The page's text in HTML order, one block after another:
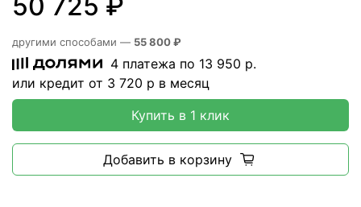
другими способами — 55 800 ₽
4 платежа по 13 950 р.
или кредит от 3 720 р в месяц
Купить в 1 клик
Добавить в корзину